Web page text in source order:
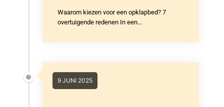
Waarom kiezen voor een opklapbed? 7
overtuigende redenen In een...
9 JUNI 2025